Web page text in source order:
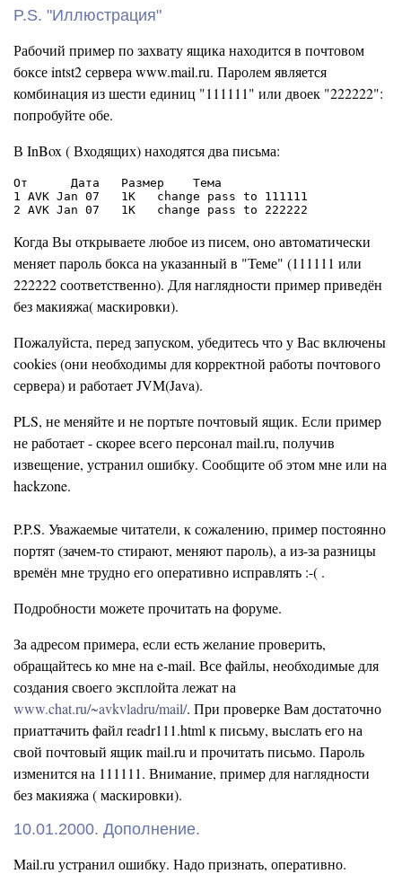
P.S. "Иллюстрация"
Рабочий пример по захвату ящика находится в почтовом
боксе intst2 сервера www.mail.ru. Паролем является
комбинация из шести единиц "111111" или двоек "222222":
попробуйте обе.
В InBox ( Входящих) находятся два письма:
От      Дата   Размер    Тема
1 AVK Jan 07   1K   change pass to 111111
Когда Вы открываете любое из писем, оно автоматически
меняет пароль бокса на указанный в "Теме" (111111 или
222222 соответственно). Для наглядности пример приведён
без макияжа( маскировки).
Пожалуйста, перед запуском, убедитесь что у Вас включены
cookies (они необходимы для корректной работы почтового
сервера) и работает JVM(Java).
PLS, не меняйте и не портьте почтовый ящик. Если пример
не работает - скорее всего персонал mail.ru, получив
извещение, устранил ошибку. Сообщите об этом мне или на
hackzone.
P.P.S. Уважаемые читатели, к сожалению, пример постоянно
портят (зачем-то стирают, меняют пароль), а из-за разницы
времён мне трудно его оперативно исправлять :-( .
Подробности можете прочитать на форуме.
За адресом примера, если есть желание проверить,
обращайтесь ко мне на e-mail. Все файлы, необходимые для
создания своего эксплойта лежат на
www.chat.ru/~avkvladru/mail/. При проверке Вам достаточно
приаттачить файл readr111.html к письму, выслать его на
свой почтовый ящик mail.ru и прочитать письмо. Пароль
изменится на 111111. Внимание, пример для наглядности
без макияжа ( маскировки).
10.01.2000. Дополнение.
Mail.ru устранил ошибку. Надо признать, оперативно.